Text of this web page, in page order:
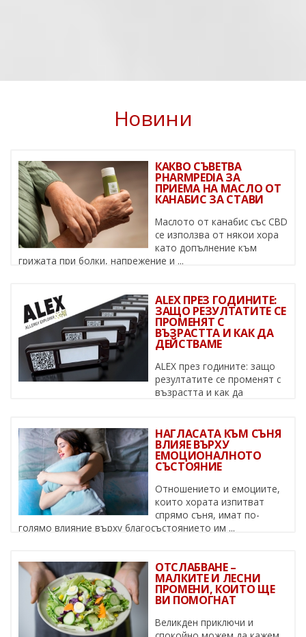
Новини
КАКВО СЪВЕТВА
PHARMPEDIA ЗА
ПРИЕМА НА МАСЛО ОТ
КАНАБИС ЗА СТАВИ
Маслото от канабис със CBD
се използва от някои хора
като допълнение към
грижата при болки, напрежение и ...
ALEX ПРЕЗ ГОДИНИТЕ:
ЗАЩО РЕЗУЛТАТИТЕ СЕ
ПРОМЕНЯТ С
ВЪЗРАСТТА И КАК ДА
ДЕЙСТВАМЕ
ALEX през годините: защо
резултатите се променят с
възрастта и как да
НАГЛАСАТА КЪМ СЪНЯ
ВЛИЯЕ ВЪРХУ
ЕМОЦИОНАЛНОТО
СЪСТОЯНИЕ
Отношението и емоциите,
които хората изпитват
спрямо съня, имат по-
голямо влияние върху благосъстоянието им ...
ОТСЛАБВАНЕ –
МАЛКИТЕ И ЛЕСНИ
ПРОМЕНИ, КОИТО ЩЕ
ВИ ПОМОГНАТ
Великден приключи и